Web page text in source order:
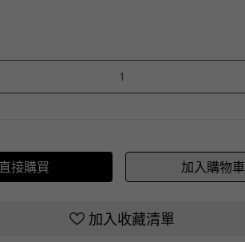
接購買 加入購物車
加入收藏清單